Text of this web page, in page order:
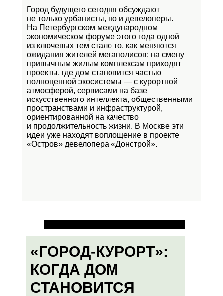
Город будущего сегодня обсуждают
не только урбанисты, но и девелоперы.
На Петербургском международном
экономическом форуме этого года одной
из ключевых тем стало то, как меняются
ожидания жителей мегаполисов: на смену
привычным жилым комплексам приходят
проекты, где дом становится частью
полноценной экосистемы — с курортной
атмосферой, сервисами на базе
искусственного интеллекта, общественными
пространствами и инфраструктурой,
ориентированной на качество
и продолжительность жизни. В Москве эти
идеи уже находят воплощение в проекте
«Остров» девелопера «Донстрой».
«ГОРОД-КУРОРТ»:
КОГДА ДОМ
СТАНОВИТСЯ